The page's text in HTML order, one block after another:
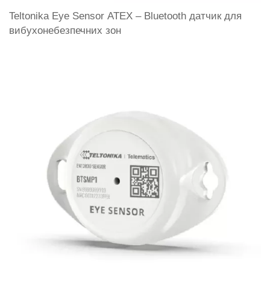
Teltonika Eye Sensor ATEX – Bluetooth датчик для
вибухонебезпечних зон